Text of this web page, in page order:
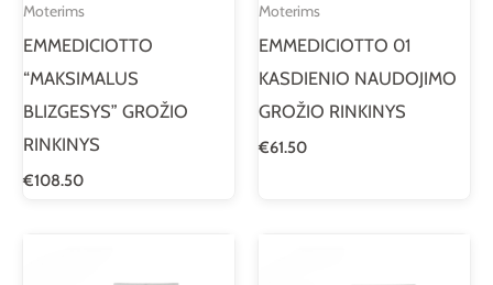
Moterims
EMMEDICIOTTO
“MAKSIMALUS
BLIZGESYS” GROŽIO
RINKINYS
€108.50
Moterims
EMMEDICIOTTO 01
KASDIENIO NAUDOJIMO
GROŽIO RINKINYS
€61.50